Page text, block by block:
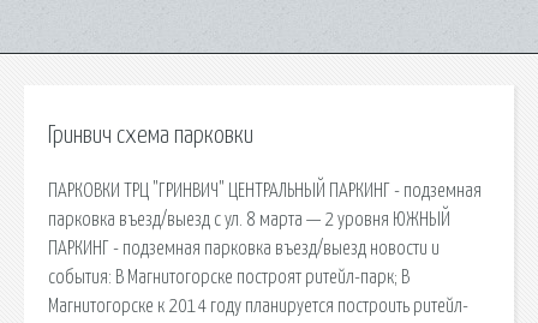
Гринвич схема парковки
ПАРКОВКИ ТРЦ "ГРИНВИЧ" ЦЕНТРАЛЬНЫЙ ПАРКИНГ - подземная
парковка въезд/выезд с ул. 8 марта — 2 уровня ЮЖНЫЙ
ПАРКИНГ - подземная парковка въезд/выезд новости и
события: В Магнитогорске построят ритейл-парк; В
Магнитогорске к 2014 году планируется построить ритейл-